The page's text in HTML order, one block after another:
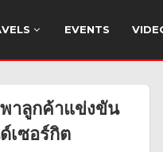
EVENTS
าลูกค้าแข่งขัน
เซอร์กิต